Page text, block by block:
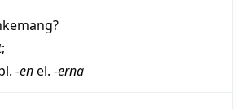
?
;
-enel. -erna